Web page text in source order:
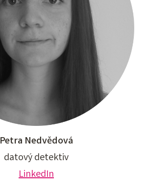
Petra Nedvědová
datový detektiv
LinkedIn